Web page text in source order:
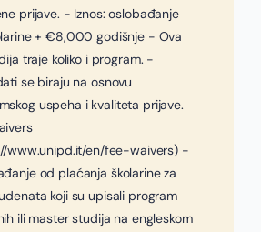
prijave. - Iznos: oslobađanje
+ €8,000 godišnje - Ova
traje koliko i program. -
se biraju na osnovu
uspeha i kvaliteta prijave.
www.unipd.it/en/fee-waivers) -
od plaćanja školarine za
koji su upisali program
ili master studija na engleskom